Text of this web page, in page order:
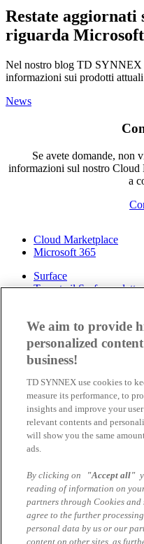
Restate aggiornati
riguarda Microsoft
Nel nostro blog TD SYNNEX
informazioni sui prodotti
News
Se avete domande, non
informazioni sul nostro Cloud
a
Cloud Marketplace
Microsoft 365
Surface
Trovate il Surface
Azure Stack
Reserved Instances
Services
Demo Center
Azure Services locali
Azure Cloud
SAP on Azure
Tech as a Service (TaaS)
Microsoft Autopilot
Chi siamo
Contatto
We aim to provide
personalized
business!
TD SYNNEX use cookies to
measure its performance, to
insights and improve your
relevant contents and
will show you the same
ads.
By clicking on "Accept all"
reading of information on
partners through Cookies
agree to the further
personal data by us or our
content on other sites, as